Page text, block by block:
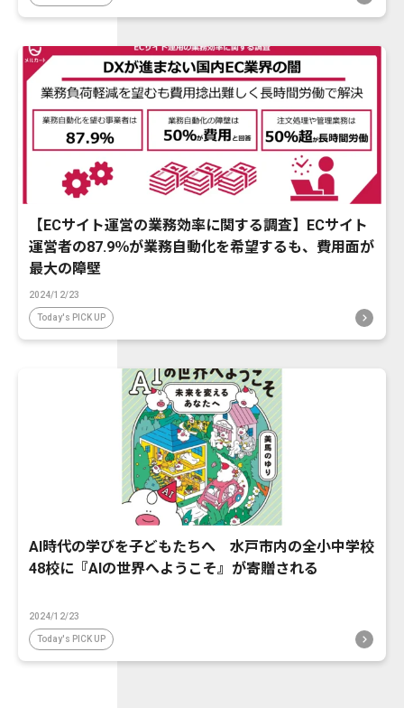
【ECサイト運営の業務効率に関する調査】ECサイト
運営者の87.9％が業務自動化を希望するも、費用面が
最大の障壁
2024/12/23
Today's PICK UP
AI時代の学びを子どもたちへ 水戸市内の全小中学校
48校に『AIの世界へようこそ』が寄贈される
2024/12/23
Today's PICK UP